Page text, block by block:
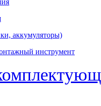
аккумуляторы)
инструмент